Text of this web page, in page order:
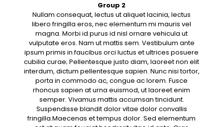
Group 2
Nullam consequat, lectus ut aliquet lacinia, lectus
libero fringilla eros, nec elementum mi mauris vel
magna. Morbi id purus id nisl ornare vehicula ut
vulputate eros. Nam ut mattis sem. Vestibulum ante
ipsum primis in faucibus orci luctus et ultrices posuere
cubilia curae; Pellentesque justo diam, laoreet non elit
interdum, dictum pellentesque sapien. Nunc nisi tortor,
porta in commodo ac, congue ac lorem. Fusce
rhoncus sapien at urna euismod, ut laoreet enim
semper. Vivamus mattis accumsan tincidunt.
Suspendisse blandit dolor vitae dolor convallis
fringilla.Maecenas et tempus dolor. Sed elementum